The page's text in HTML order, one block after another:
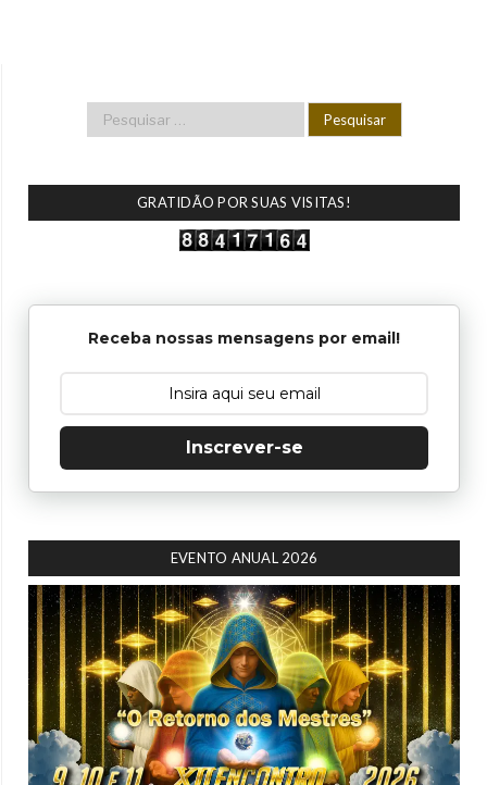
GRATIDÃO POR SUAS VISITAS!
Receba nossas mensagens por email!
Inscrever-se
EVENTO ANUAL 2026